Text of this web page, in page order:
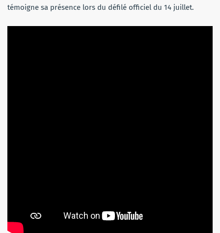
témoigne sa présence lors du défilé officiel du 14 juillet.